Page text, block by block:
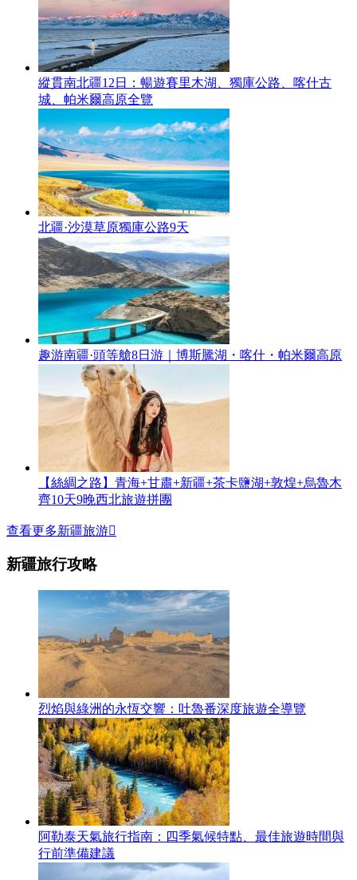
縱貫南北疆12日：暢遊賽里木湖、獨庫公路、喀什古
城、帕米爾高原全覽
北疆·沙漠草原獨庫公路9天
趣游南疆·頭等艙8日游｜博斯騰湖・喀什・帕米爾高原
【絲綢之路】青海+甘肅+新疆+茶卡鹽湖+敦煌+烏魯木
齊10天9晚西北旅遊拼團
查看更多新疆旅游
新疆旅行攻略
烈焰與綠洲的永恆交響：吐魯番深度旅遊全導覽
阿勒泰天氣旅行指南：四季氣候特點、最佳旅遊時間與
行前準備建議